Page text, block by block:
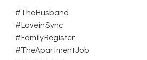
#TheHusband
#LoveinSync
#FamilyRegister
#TheApartmentJob